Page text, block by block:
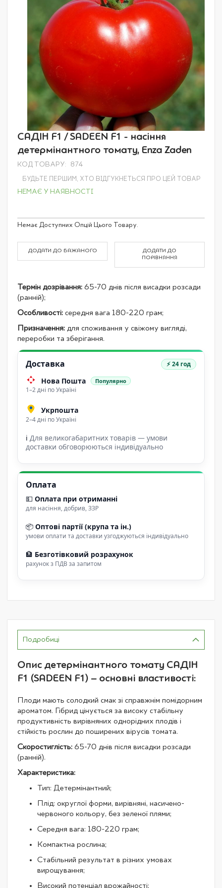
Перейти
початку
галереї
САДІН F1 / SADEEN F1 - насіння
детермінантного томату, Enza Zaden
КОД ТОВАРУ 874
БУДЬТЕ ПЕРШИМ, ХТО ВІДГУКНЕТЬСЯ ПРО ЦЕЙ ТОВАР
НЕМАЄ У НАЯВНОСТІ
Grouped
product
Немає Доступних Опцій Цього Товару.
ДОДАТИ ДО БАЖАНОГО
ДОДАТИ ДО
ПОРІВНЯННЯ
Термін дозрівання: 65-70 днів після висадки розсади
(ранній);
Особливості: середня вага 180-220 грам;
Призначення: для споживання у свіжому вигляді,
переробки та зберігання.
Доставка ⚡ 24 год
Нова Пошта Популярно
1–2 дні по Україні
Укрпошта
2–4 дні по Україні
ℹ Для великогабаритних товарів — умови
доставки обговорюються індивідуально
Оплата
💵 Оплата при отриманні
для насіння, добрив, ЗЗР
📦 Оптові партії (крупа та ін.)
умови оплати та доставки узгоджуються індивідуально
🏦 Безготівковий розрахунок
рахунок з ПДВ за запитом
Подробиці
Опис детермінантного томату САДІН
F1 (SADEEN F1) – основні властивості:
Плоди мають солодкий смак зі справжнім помідорним
ароматом. Гібрид цінується за високу стабільну
продуктивність вирівняних однорідних плодів і
стійкість рослин до поширених вірусів томата.
Скоростиглість: 65-70 днів після висадки розсади
(ранній).
Характеристика:
Тип: Детермінантний;
Плід: округлої форми, вирівняні, насичено-
червоного кольору, без зеленої плями;
Середня вага: 180-220 грам;
Компактна рослина;
Стабільний результат в різних умовах
вирощування;
Високий потенціал врожайності;